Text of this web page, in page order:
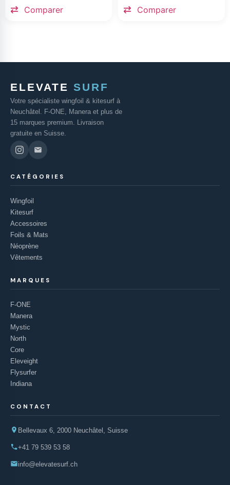
Comparer Comparer
ELEVATE SURF
Votre spécialiste wingfoil & kitesurf à
Neuchâtel. F-ONE, Manera et plus de
15 marques premium. Livraison
gratuite en Suisse.
CATÉGORIES
Wingfoil
Kitesurf
Accessoires
Foils & Mats
Néoprène
Vêtements
MARQUES
F-ONE
Manera
Mystic
North
Core
Eleveight
Flysurfer
Indiana
CONTACT
Bellevaux 6, 2000 Neuchâtel, Suisse
+41 79 539 53 58
info@elevatesurf.ch